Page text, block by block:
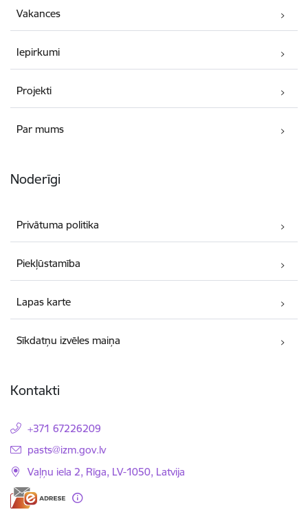
Vakances
Iepirkumi
Projekti
Par mums
Noderīgi
Privātuma politika
Piekļūstamība
Lapas karte
Sīkdatņu izvēles maiņa
Kontakti
+371 67226209
E-pasts:
pasts@izm.gov.lv
Vaļņu iela 2, Rīga, LV-1050, Latvija